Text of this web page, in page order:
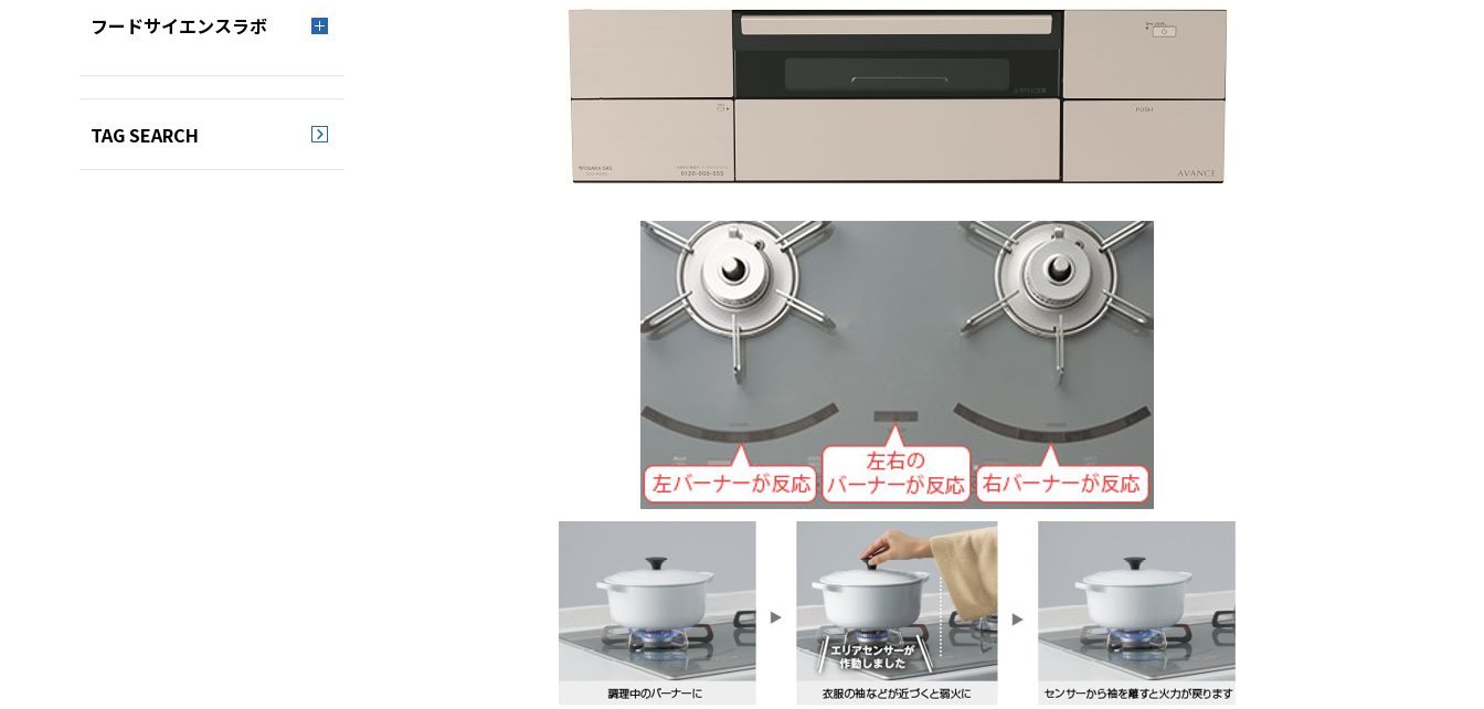
フードサイエンスラボ
TAG SEARCH